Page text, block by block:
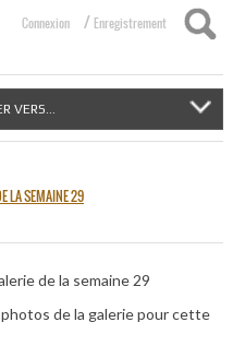
Connexion / Enregistrement
VERS...
LA SEMAINE 29
de la semaine 29
de la galerie pour cette